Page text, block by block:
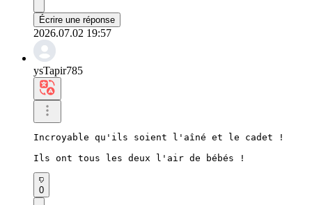
Écrire une réponse
2026.07.02 19:57
ysTapir785
Incroyable qu'ils soient l'aîné et le cadet !
Ils ont tous les deux l'air de bébés !
0